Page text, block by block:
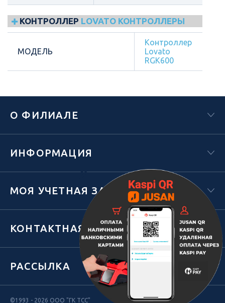
КОНТРОЛЛЕР LOVATO КОНТРОЛЛЕРЫ
МОДЕЛЬ
Контроллер
Lovato
RGK600
Х
О ФИЛИАЛЕ
ИНФОРМАЦИЯ
МОЯ УЧЕТНАЯ ЗАПИСЬ
КОНТАКТНАЯ ИНФОРМАЦИЯ
РАССЫЛКА
©1993 - 2026 ООО "ГК ТСС"